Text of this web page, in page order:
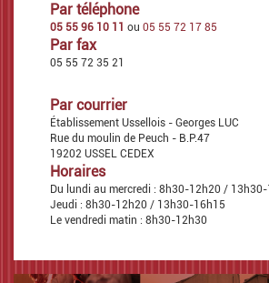
Par téléphone
05 55 96 10 11 ou 05 55 72 17 85
Par fax
05 55 72 35 21
Par courrier
Établissement Ussellois - Georges LUC
Rue du moulin de Peuch - B.P.47
19202 USSEL CEDEX
Horaires
Du lundi au mercredi : 8h30-12h20 /
Jeudi : 8h30-12h20 / 13h30-16h15
Le vendredi matin : 8h30-12h30